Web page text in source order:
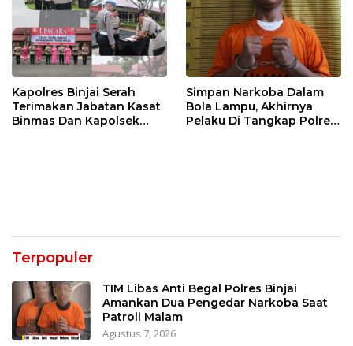
Kapolres Binjai Serah
Terimakan Jabatan Kasat
Binmas Dan Kapolsek
Simpan Narkoba Dalam
Bola Lampu, Akhirnya
Pelaku Di Tangkap Polres
Terpopuler
TIM Libas Anti Begal Polres Binjai
Amankan Dua Pengedar Narkoba Saat
Patroli Malam
Agustus 7, 2026